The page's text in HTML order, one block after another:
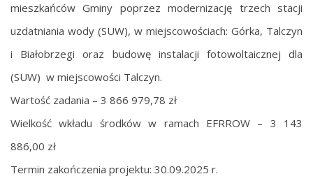
mieszkańców Gminy poprzez modernizację trzech stacji
uzdatniania wody (SUW), w miejscowościach: Górka, Talczyn
i Białobrzegi oraz budowę instalacji fotowoltaicznej dla
(SUW) w miejscowości Talczyn.
Wartość zadania – 3 866 979,78 zł
Wielkość wkładu środków w ramach EFRROW – 3 143
886,00 zł
Termin zakończenia projektu: 30.09.2025 r.